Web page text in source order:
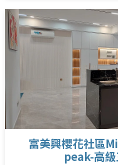
富美興櫻花社區
peak-高